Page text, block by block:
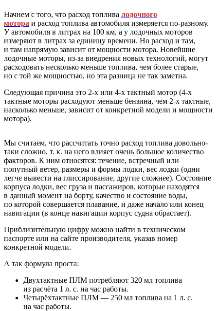
Начнем с того, что расход топлива лодочного
мотора и расход топлива автомобиля измеряется по-разному.
У автомобиля в литрах на 100 км, а у лодочных моторов
измеряют в литрах за единицу времени. Но расход и там,
и там напрямую зависит от мощности мотора. Новейшие
лодочные моторы, из-за внедрения новых технологий, могут
расходовать несколько меньше топлива, чем более старые,
но с той же мощностью, но эта разница не так заметна.
Следующая причина это 2-х или 4-х тактный мотор (4-х
тактные моторы расходуют меньше бензина, чем 2-х тактные,
насколько меньше, зависит от конкретной модели и мощности
мотора).
Мы считаем, что рассчитать точно расход топлива довольно-
таки сложно, т. к. на него влияет очень большое количество
факторов. К ним относятся: течение, встречный или
попутный ветер, размеры и формы лодки, вес лодки (одни
легче вывести на глиссирование, другие сложнее). Состояние
корпуса лодки, вес груза и пассажиров, которые находятся
в данный момент на борту, качество и состояние воды,
по которой совершается плавание, и даже начало или конец
навигации (в конце навигации корпус судна обрастает).
Приблизительную цифру можно найти в техническом
паспорте или на сайте производителя, указав номер
конкретной модели.
А так формула проста:
Двухтактные ПЛМ потребляют 320 мл топлива
из расчёта 1 л. с. на час работы.
Четырёхтактные ПЛМ — 250 мл топлива на 1 л. с.
на час работы.